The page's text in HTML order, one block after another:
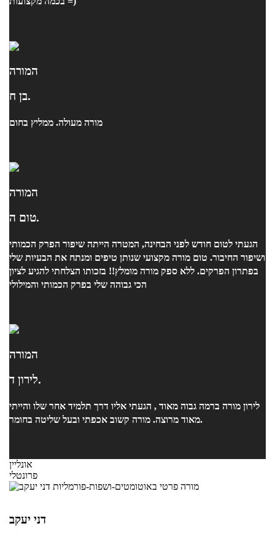
המורה
בן ח.
מורה מעולה. ממליץ בחום
המורה
טום ה.
הגעתי לטום חודש לפני הבחינה, המטרה הייתה שיפור הפרק הכמותי
ושיפור החיבור. טום מורה מקצועי שנותן טיפים ומנתח את הבעיות שלי
בפתרון הפרקים. ללא ספק מורה מומלץ!! בזכותו הצלחתי להגיע לציון
הכי גבוהה שלי בפרק הכמותי והמילולי
המורה
לירון ד.
לירון מורה ברמה גבוה מאוד , הגעתי אליו דרך תלמיד אחר שלו והייתי
מאוד מרוצה. מורה קשוב אכפתי ובעל שליטה בחומר.
אונליין
פרונטלי
דני יעקב